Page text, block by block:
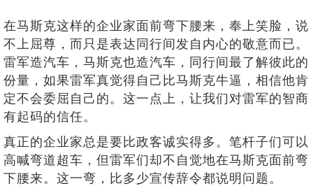
在马斯克这样的企业家面前弯下腰来，奉上笑脸，说
不上屈尊，而只是表达同行间发自内心的敬意而已。
雷军造汽车，马斯克也造汽车，同行间最了解彼此的
份量，如果雷军真觉得自己比马斯克牛逼，相信他肯
定不会委屈自己的。这一点上，让我们对雷军的智商
有起码的信任。
真正的企业家总是要比政客诚实得多。笔杆子们可以
高喊弯道超车，但雷军们却不自觉地在马斯克面前弯
下腰来。这一弯，比多少宣传辞令都说明问题。